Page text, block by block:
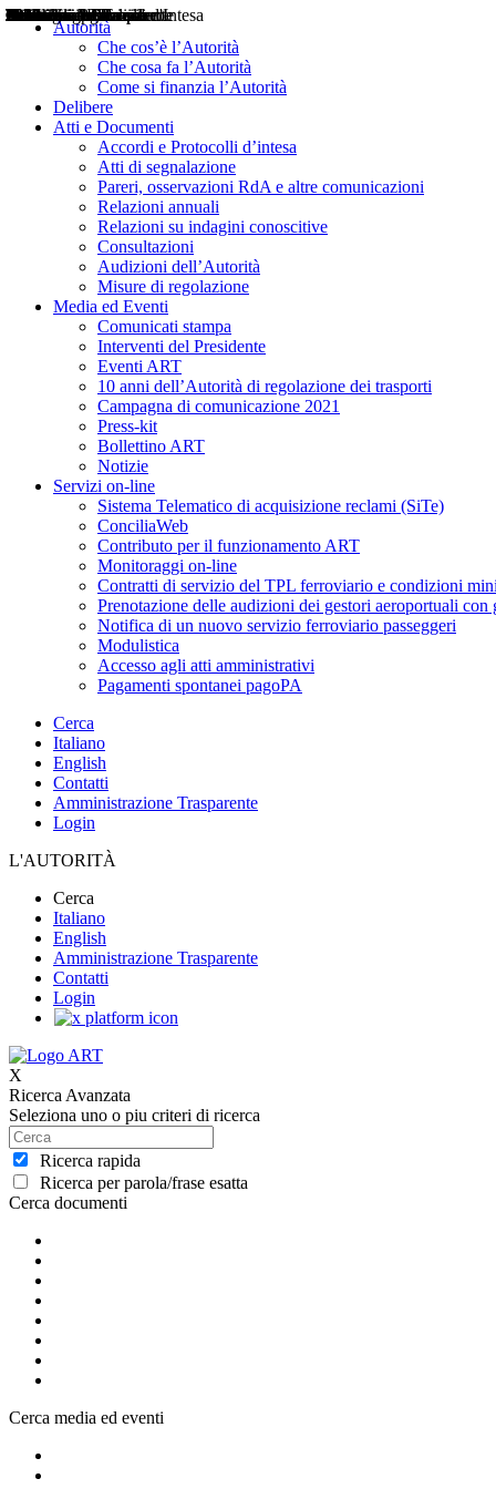
Autorità
Che cos’è l’Autorità
Che cosa fa l’Autorità
Come si finanzia l’Autorità
Delibere
Atti e Documenti
Accordi e Protocolli d’intesa
Atti di segnalazione
Pareri, osservazioni RdA e altre comunicazioni
Relazioni annuali
Relazioni su indagini conoscitive
Consultazioni
Audizioni dell’Autorità
Misure di regolazione
Media ed Eventi
Comunicati stampa
Interventi del Presidente
Eventi ART
10 anni dell’Autorità di regolazione dei trasporti
Campagna di comunicazione 2021
Press-kit
Bollettino ART
Notizie
Servizi on-line
Sistema Telematico di acquisizione reclami (SiTe)
ConciliaWeb
Contributo per il funzionamento ART
Monitoraggi on-line
Contratti di servizio del TPL ferroviario e condizioni
Prenotazione delle audizioni dei gestori aeroportuali con
Notifica di un nuovo servizio ferroviario passeggeri
Modulistica
Accesso agli atti amministrativi
Pagamenti spontanei pagoPA
Cerca
Italiano
English
Contatti
Amministrazione Trasparente
Login
L'AUTORITÀ
Cerca
Italiano
English
Amministrazione Trasparente
Contatti
Login
X
Ricerca Avanzata
Seleziona uno o piu criteri di ricerca
Ricerca rapida
Ricerca per parola/frase esatta
Cerca documenti
Delibere
Pareri
Consultazioni
Audizioni
Atti di Segnalazione
Accordi e Protocolli d'Intesa
Relazioni annuali
Misure di regolazione
Cerca media ed eventi
Notizie
Comunicati Stampa
Bollettini ART
Convegni ART
Interviste del Presidente
Articoli in primo piano
Interventi del Presidente
2004
2005
2010
2013
2014
2015
2016
2017
2018
2019
202
2020
2021
2022
2023
2024
2025
2026
Aereo
Marittimo
Terrestre